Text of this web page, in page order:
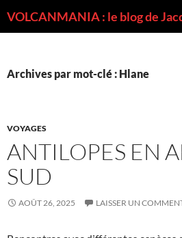
Archives par mot-clé : Hlane
VOYAGES
ANTILOPES EN
SUD
AOÛT 26, 2025 LAISSER UN